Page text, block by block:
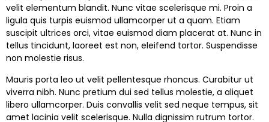
velit elementum blandit. Nunc vitae scelerisque mi. Proin a
ligula quis turpis euismod ullamcorper ut a quam. Etiam
suscipit ultrices orci, vitae euismod diam placerat at. Nunc in
tellus tincidunt, laoreet est non, eleifend tortor. Suspendisse
non molestie risus.
Mauris porta leo ut velit pellentesque rhoncus. Curabitur ut
viverra nibh. Nunc pretium dui sed tellus molestie, a aliquet
libero ullamcorper. Duis convallis velit sed neque tempus, sit
amet lacinia velit scelerisque. Nulla dignissim rutrum tortor.